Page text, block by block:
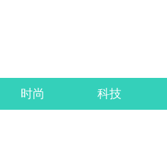
时尚 科技